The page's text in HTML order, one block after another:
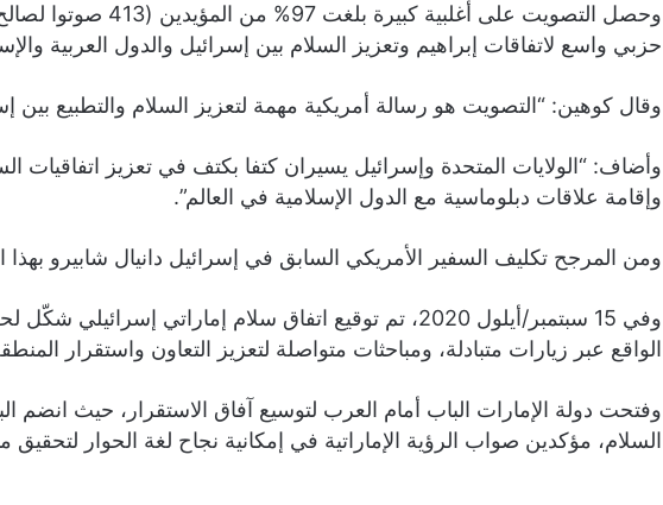
حزبي واسع لاتفاقات إبراهيم وتعزيز السلام بين إسرائيل والدول العربية
وقال كوهين: “التصويت هو رسالة أمريكية مهمة لتعزيز السلام والتطبيع بين
وأضاف: “الولايات المتحدة وإسرائيل يسيران كتفا بكتف في تعزيز اتفاقيات
وإقامة علاقات دبلوماسية مع الدول الإسلامية في العالم”.
ومن المرجح تكليف السفير الأمريكي السابق في إسرائيل دانيال شابيرو بهذا
وفي 15 سبتمبر/أيلول 2020، تم توقيع اتفاق سلام إماراتي
الواقع عبر زيارات متبادلة، ومباحثات متواصلة لتعزيز التعاون واستقرار
وفتحت دولة الإمارات الباب أمام العرب لتوسيع آفاق الاستقرار، حيث انضم
السلام، مؤكدين صواب الرؤية الإماراتية في إمكانية نجاح لغة الحوار